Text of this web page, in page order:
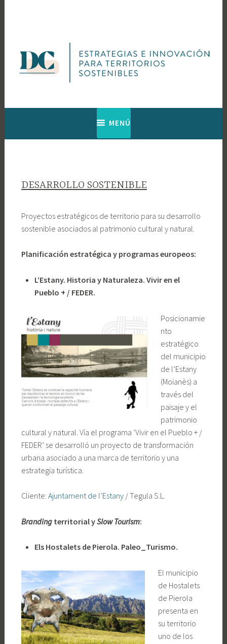
Diagnosis
Cultural
MENÚ
DESARROLLO SOSTENIBLE
Proyectos estratégicos de territorio para su desarrollo
sostenible asociados al patrimonio cultural y natural.
Planificación estratégica y programas europeos:
L’Estany. Historia y Naturaleza. Vivir en el
Pueblo + / FEDER.
Posicionamie
nto
estratégico
del municipio
de l’Estany
(Moianès) a
través del
paisaje y el
patrimonio
cultural y natural. Vía el programa ‘Vivir en el Pueblo + /
FEDER’ se desarrolló un proyecto de transformación
urbana asociado a una marca de territorio y una
estrategia turística.
Cliente: Ajuntament de l’Estany/ Tegula S.L.
Brandingterritorial ySlow Tourism:
Els Hostalets de Pierola. Paleo_Turismo.
El municipio
de Hostalets
de Pierola
presenta en
su territorio
uno de los